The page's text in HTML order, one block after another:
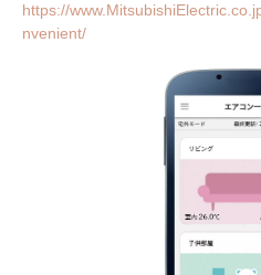
https://
nvenient/